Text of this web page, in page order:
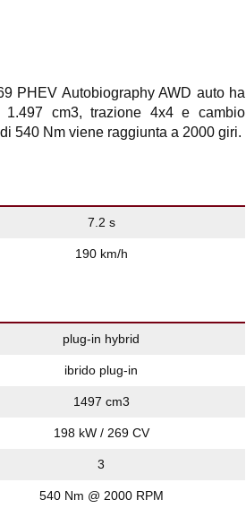
PHEV Autobiography AWD auto ha
cm3, trazione 4x4 e cambio
540 Nm viene raggiunta a 2000 giri.
7.2 s
190 km/h
plug-in hybrid
ibrido plug-in
1497 cm3
198 kW / 269 CV
3
540 Nm @ 2000 RPM